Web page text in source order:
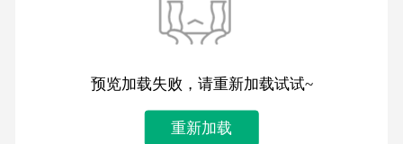
预览加载失败，请重新加载试试~
重新加载